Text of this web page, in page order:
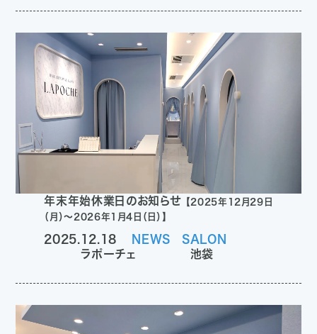
年末年始休業日のお知らせ
【2025年12月29日
（月）〜2026年1月4日（日）】
2025.12.18 NEWS
SALON
ラポーチェ
池袋